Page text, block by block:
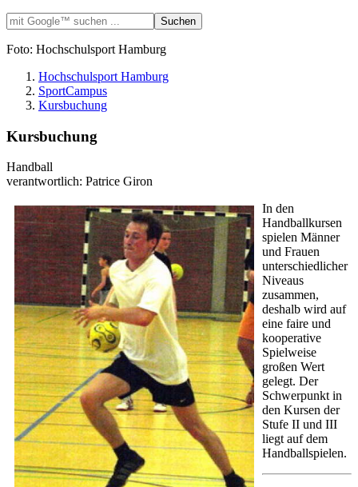
Foto: Hochschulsport Hamburg
Hochschulsport Hamburg
SportCampus
Kursbuchung
Kursbuchung
Handball
verantwortlich: Patrice Giron
In den
Handballkursen
spielen Männer
und Frauen
unterschiedlicher
Niveaus
zusammen,
deshalb wird auf
eine faire und
kooperative
Spielweise
großen Wert
gelegt. Der
Schwerpunkt in
den Kursen der
Stufe II und III
liegt auf dem
Handballspielen.